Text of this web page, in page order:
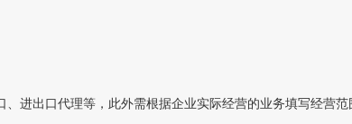
进出口代理等，此外需根据企业实际经营的业务填写经营范